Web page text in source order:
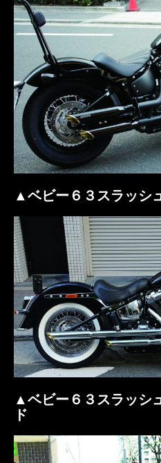
▲ベビー６３スラッシ
▲ベビー６３スラッシ
ド